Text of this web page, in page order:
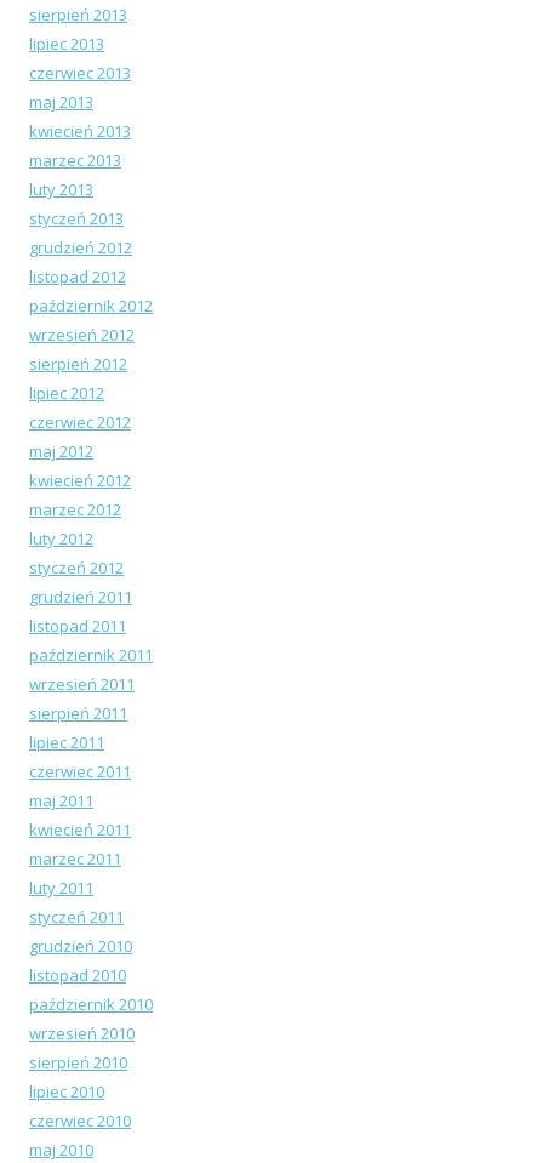
sierpień 2013
lipiec 2013
czerwiec 2013
maj 2013
kwiecień 2013
marzec 2013
luty 2013
styczeń 2013
grudzień 2012
listopad 2012
październik 2012
wrzesień 2012
sierpień 2012
lipiec 2012
czerwiec 2012
maj 2012
kwiecień 2012
marzec 2012
luty 2012
styczeń 2012
grudzień 2011
listopad 2011
październik 2011
wrzesień 2011
sierpień 2011
lipiec 2011
czerwiec 2011
maj 2011
kwiecień 2011
marzec 2011
luty 2011
styczeń 2011
grudzień 2010
listopad 2010
październik 2010
wrzesień 2010
sierpień 2010
lipiec 2010
czerwiec 2010
maj 2010